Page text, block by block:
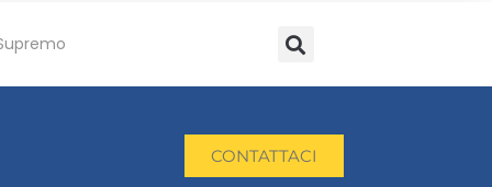
CONTATTACI